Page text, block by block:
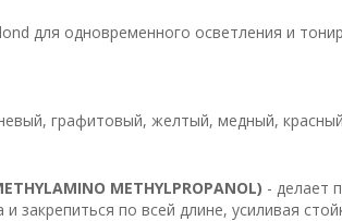
для одновременного осветления и
графитовый, желтый, медный,
METHYLPROPANOL) - делает
и закрепиться по всей длине, усиливая